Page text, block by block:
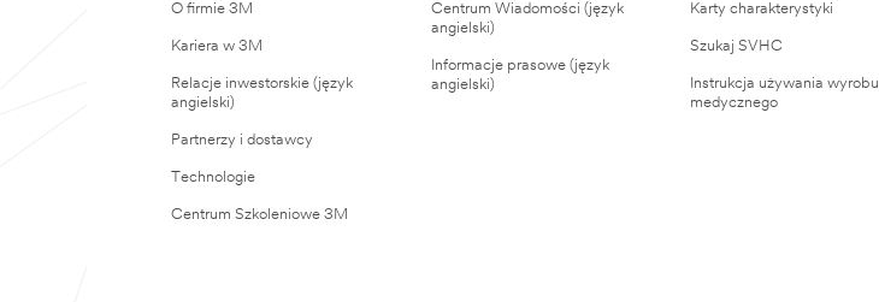
O firmie 3M
Kariera w 3M
Relacje inwestorskie (język
angielski)
Partnerzy i dostawcy
Technologie
Centrum Szkoleniowe 3M
Centrum Wiadomości (język
angielski)
Informacje prasowe (język
angielski)
Karty charakterystyki
Szukaj SVHC
Instrukcja używania wyrobu
medycznego